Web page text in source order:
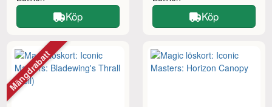
Köp Köp
Mängdrabatt